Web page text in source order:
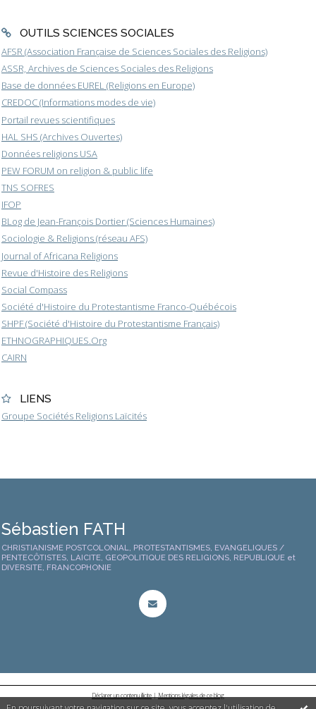
OUTILS SCIENCES SOCIALES
AFSR (Association Française de Sciences Sociales des Religions)
ASSR, Archives de Sciences Sociales des Religions
Base de données EUREL (Religions en Europe)
CREDOC (Informations modes de vie)
Portail revues scientifiques
HAL SHS (Archives Ouvertes)
Données religions USA
PEW FORUM on religion & public life
TNS SOFRES
IFOP
BLog de Jean-François Dortier (Sciences Humaines)
Sociologie & Religions (réseau AFS)
Journal of Africana Religions
Revue d'Histoire des Religions
Social Compass
Société d'Histoire du Protestantisme Franco-Québécois
SHPF (Société d'Histoire du Protestantisme Français)
ETHNOGRAPHIQUES.Org
CAIRN
LIENS
Groupe Sociétés Religions Laïcités
Sébastien FATH
CHRISTIANISME POSTCOLONIAL, PROTESTANTISMES, EVANGELIQUES /
PENTECÔTISTES, LAICITE, GEOPOLITIQUE DES RELIGIONS, REPUBLIQUE et
DIVERSITE, FRANCOPHONIE
Déclarer un contenu illicite|Mentions légales de ce blog